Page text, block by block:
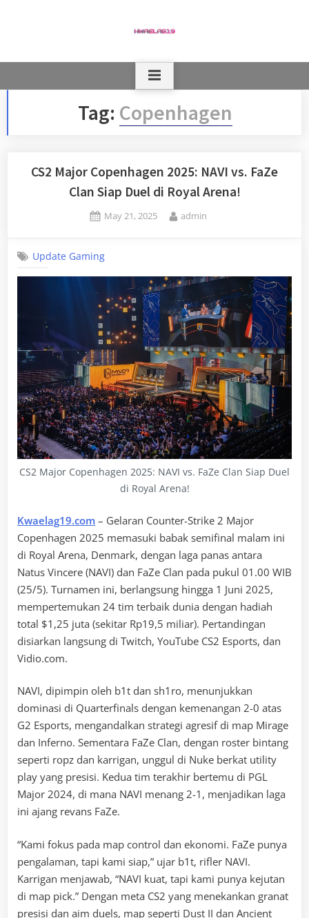
Tag: Copenhagen
CS2 Major Copenhagen 2025: NAVI vs. FaZe
Clan Siap Duel di Royal Arena!
Posted
May 21, 2025 By
admin
Update Gaming
CS2 Major Copenhagen 2025: NAVI vs. FaZe Clan Siap Duel
di Royal Arena!
Kwaelag19.com – Gelaran Counter-Strike 2 Major
Copenhagen 2025 memasuki babak semifinal malam ini
di Royal Arena, Denmark, dengan laga panas antara
Natus Vincere (NAVI) dan FaZe Clan pada pukul 01.00 WIB
(25/5). Turnamen ini, berlangsung hingga 1 Juni 2025,
mempertemukan 24 tim terbaik dunia dengan hadiah
total $1,25 juta (sekitar Rp19,5 miliar). Pertandingan
disiarkan langsung di Twitch, YouTube CS2 Esports, dan
Vidio.com.
NAVI, dipimpin oleh b1t dan sh1ro, menunjukkan
dominasi di Quarterfinals dengan kemenangan 2-0 atas
G2 Esports, mengandalkan strategi agresif di map Mirage
dan Inferno. Sementara FaZe Clan, dengan roster bintang
seperti ropz dan karrigan, unggul di Nuke berkat utility
play yang presisi. Kedua tim terakhir bertemu di PGL
Major 2024, di mana NAVI menang 2-1, menjadikan laga
ini ajang revans FaZe.
“Kami fokus pada map control dan ekonomi. FaZe punya
pengalaman, tapi kami siap,” ujar b1t, rifler NAVI.
Karrigan menjawab, “NAVI kuat, tapi kami punya kejutan
di map pick.” Dengan meta CS2 yang menekankan granat
presisi dan aim duels, map seperti Dust II dan Ancient